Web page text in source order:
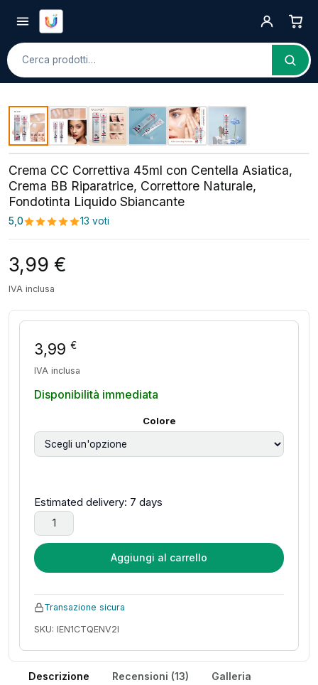
Cerca
Crema CC Correttiva 45ml con Centella Asiatica,
Crema BB Riparatrice, Correttore Naturale,
Fondotinta Liquido Sbiancante
5,0 13 voti
3,99 €
IVA inclusa
3,99 €
IVA inclusa
Disponibilità immediata
Colore
Estimated delivery: 7 days
Crema CC Correttiva 45ml con Centella Asiatica, Crema
Aggiungi al carrello
Transazione sicura
SKU: IEN1CTQENV2I
Descrizione Recensioni (13) Galleria